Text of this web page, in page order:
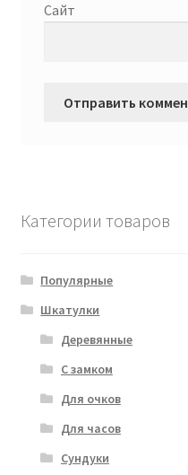
Сайт
Категории товаров
Популярные
Шкатулки
Деревянные
С замком
Для очков
Для часов
Сундуки